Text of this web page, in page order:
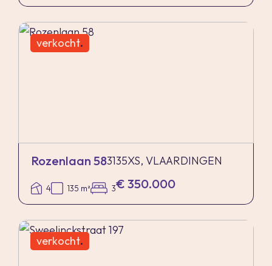
verkocht.
Rozenlaan 583135XS, VLAARDINGEN
4 135 m² 3€ 350.000
verkocht.